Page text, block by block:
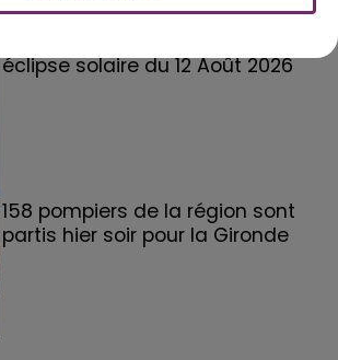
éclipse solaire du 12 Août 2026
158 pompiers de la région sont
partis hier soir pour la Gironde